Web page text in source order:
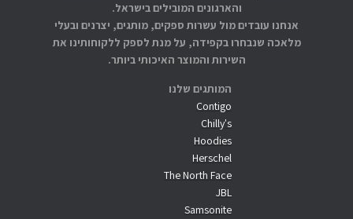
המותגים שלנו
Contigo
Chilly's
Hoodies
Herschel
The North Face
JBL
Samsonite
והארגונים המובילים בישראל.
אנחנו עובדים מול עשרות ספקים, מותגים, יצרנים ובעלי
מלאכה שנבחרו בקפידה, על מנת לספק ללקוחותינו את
השירות והמוצר האיכותי ביותר.